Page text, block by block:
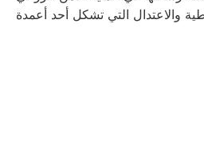
والاعتدال التي تشكل أحد أعمدة